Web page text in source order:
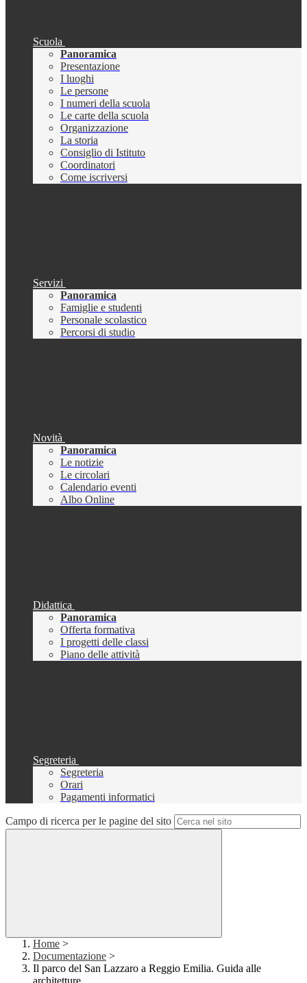
Scuola
Panoramica
Presentazione
I luoghi
Le persone
I numeri della scuola
Le carte della scuola
Organizzazione
La storia
Consiglio di Istituto
Coordinatori
Come iscriversi
Servizi
Panoramica
Famiglie e studenti
Personale scolastico
Percorsi di studio
Novità
Panoramica
Le notizie
Le circolari
Calendario eventi
Albo Online
Didattica
Panoramica
Offerta formativa
I progetti delle classi
Piano delle attività
Segreteria
Segreteria
Orari
Pagamenti informatici
Campo di ricerca per le pagine del sito
Home >
Documentazione >
Il parco del San Lazzaro a Reggio Emilia. Guida alle